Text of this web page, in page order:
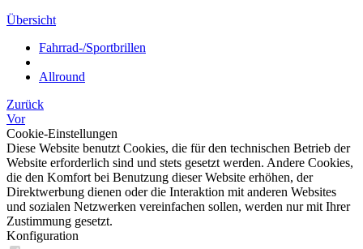
Übersicht
Fahrrad-/Sportbrillen
Allround
Zurück
Vor
Cookie-Einstellungen
Diese Website benutzt Cookies, die für den technischen Betrieb der
Website erforderlich sind und stets gesetzt werden. Andere Cookies,
die den Komfort bei Benutzung dieser Website erhöhen, der
Direktwerbung dienen oder die Interaktion mit anderen Websites
und sozialen Netzwerken vereinfachen sollen, werden nur mit Ihrer
Zustimmung gesetzt.
Konfiguration